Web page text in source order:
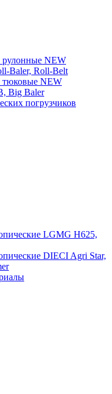
рулонные NEW
Baler, Roll-Belt
тюковые NEW
Big Baler
погрузчиков
LGMG H625,
DIECI Agri Star,